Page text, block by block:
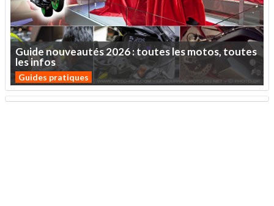
Guidenouveautés2026:touteslesmotos, toutes
lesinfos
Guides pratiques